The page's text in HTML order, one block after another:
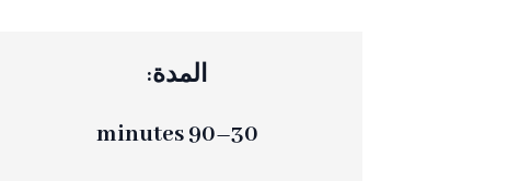
المدة:
30–90 minutes